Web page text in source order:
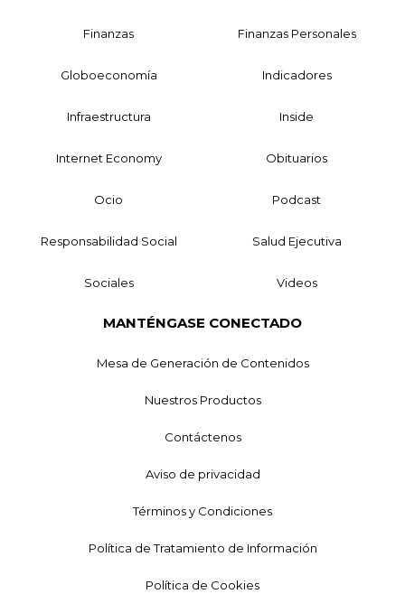
Finanzas Finanzas Personales
Globoeconomía Indicadores
Infraestructura Inside
Internet Economy Obituarios
Ocio Podcast
Responsabilidad Social Salud Ejecutiva
Sociales Videos
MANTÉNGASE CONECTADO
Mesa de Generación de Contenidos
Nuestros Productos
Contáctenos
Aviso de privacidad
Términos y Condiciones
Política de Tratamiento de Información
Política de Cookies